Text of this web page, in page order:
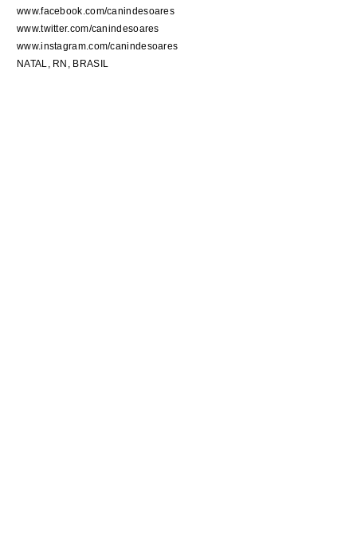
www.facebook.com/canindesoares
www.twitter.com/canindesoares
www.instagram.com/canindesoares
NATAL, RN, BRASIL